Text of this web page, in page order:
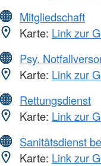
Mitgliedschaft
Karte: Link zur
Psy.
Karte: Link zur
Rettungsdienst
Karte: Link zur
Sanitätsdienst
Karte: Link zur